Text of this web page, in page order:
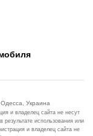
Украина
и владелец сайта не несут
использования или
и владелец сайта не